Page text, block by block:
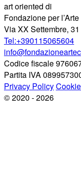
art oriented di
Fondazione per
Via XX Settembre,
Tel:+390115065604
Codice fiscale
Partita IVA
Privacy Policy
© 2020 - 2026